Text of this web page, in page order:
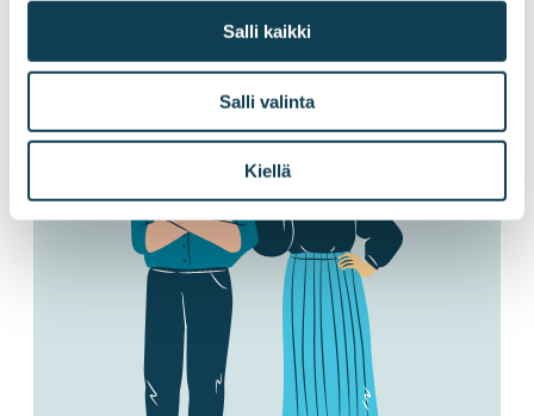
Salli kaikki
Salli valinta
Kiellä
kuin huomisen digitaalisesta yhteiskunnasta.